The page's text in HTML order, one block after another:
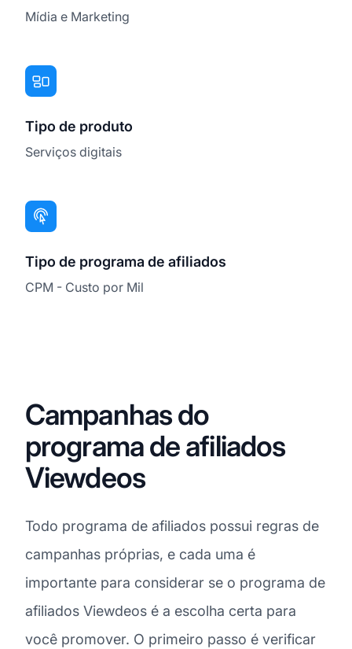
Mídia e Marketing
Tipo de produto
Serviços digitais
Tipo de programa de afiliados
CPM - Custo por Mil
Campanhas do
programa de afiliados
Viewdeos
Todo programa de afiliados possui regras de
campanhas próprias, e cada uma é
importante para considerar se o programa de
afiliados Viewdeos é a escolha certa para
você promover. O primeiro passo é verificar